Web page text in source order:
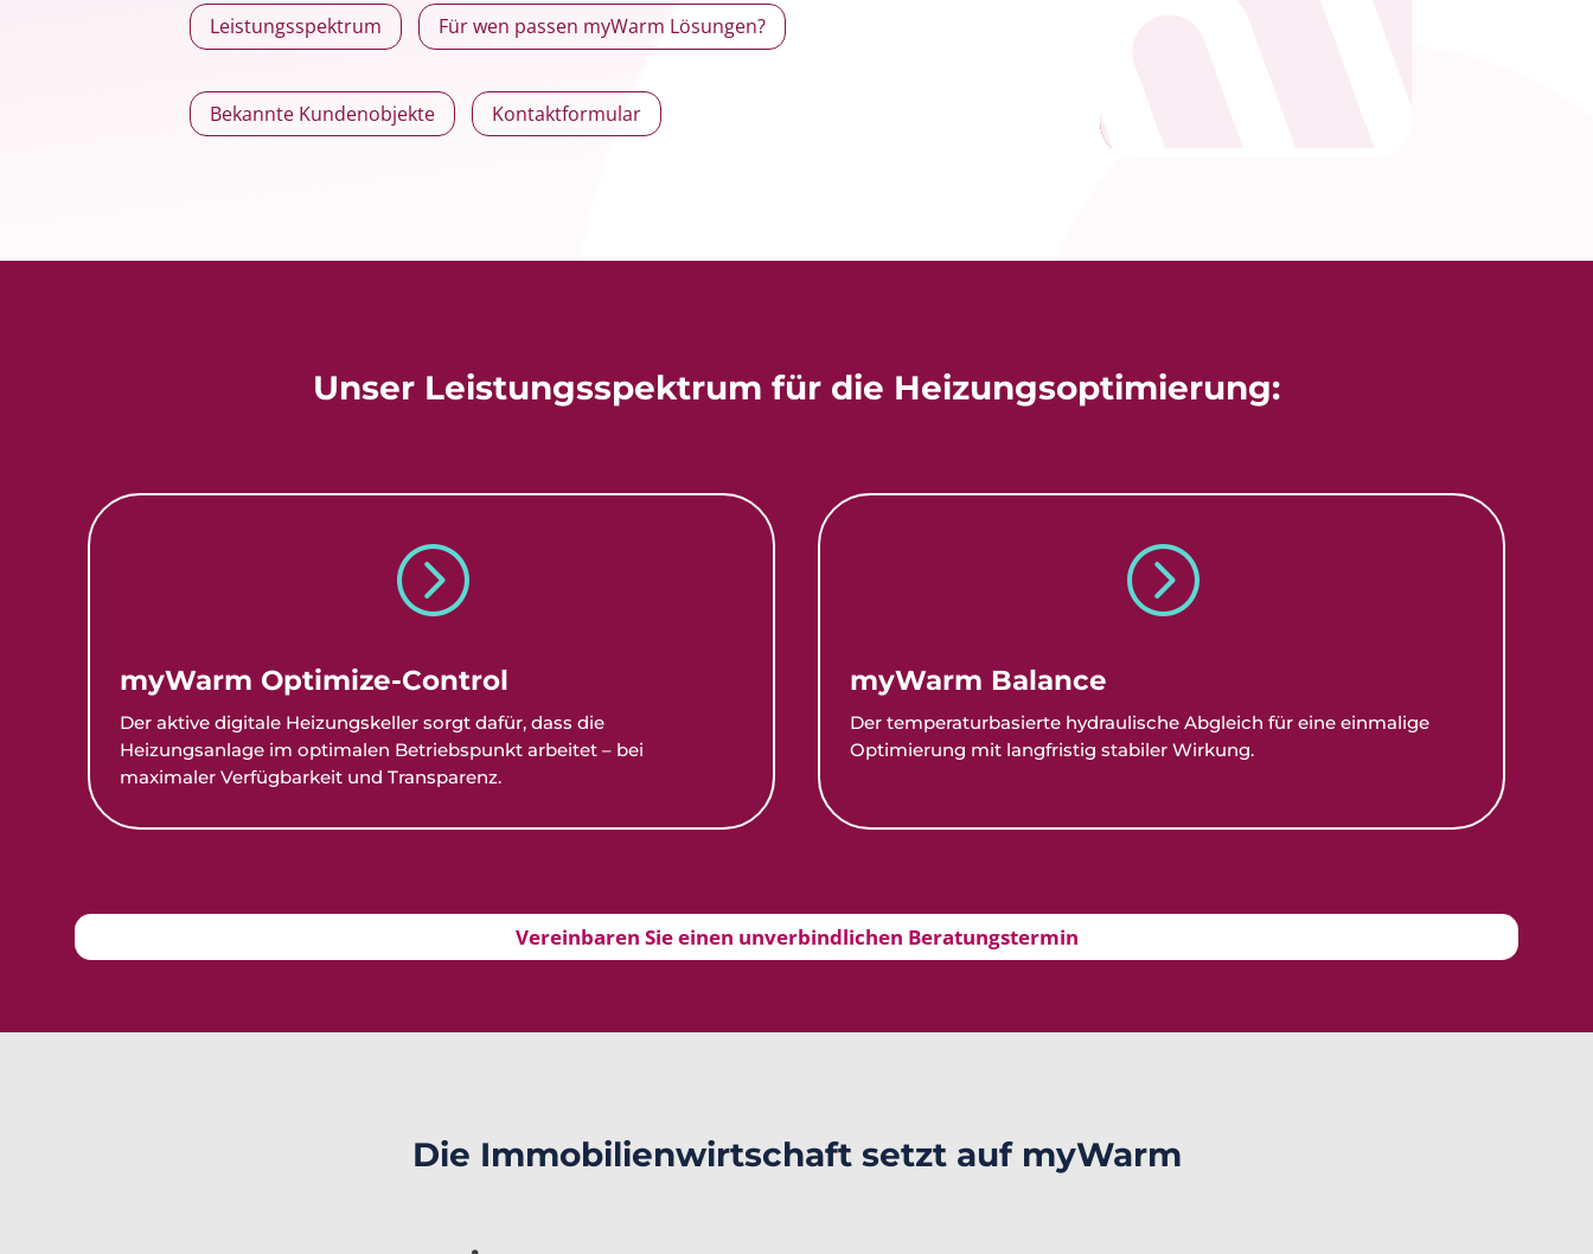
Leistungsspektrum Für wen passen myWarm Lösungen?
Bekannte Kundenobjekte Kontaktformular
Unser Leistungsspektrum für die Heizungsoptimierung:
=
myWarm Optimize-Control
Der aktive digitale Heizungskeller sorgt dafür, dass die
Heizungsanlage im optimalen Betriebspunkt arbeitet – bei
maximaler Verfügbarkeit und Transparenz.
=
myWarm Balance
Der temperaturbasierte hydraulische Abgleich für eine einmalige
Optimierung mit langfristig stabiler Wirkung.
Vereinbaren Sie einen unverbindlichen Beratungstermin
Die Immobilienwirtschaft setzt auf myWarm